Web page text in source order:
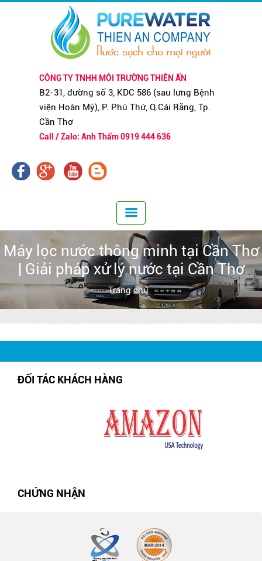
CÔNG TY TNHH MÔI TRƯỜNG THIÊN ẤN
B2-31, đường số 3, KDC 586 (sau lưng Bệnh
viện Hoàn Mỹ), P. Phú Thứ, Q.Cái Răng, Tp.
Cần Thơ
Call / Zalo: Anh Thẩm 0919 444 636
Máy lọc nước thông minh tại Cần Thơ
| Giải pháp xử lý nước tại Cần Thơ
Trang chủ
ĐỐI TÁC KHÁCH HÀNG
CHỨNG NHẬN